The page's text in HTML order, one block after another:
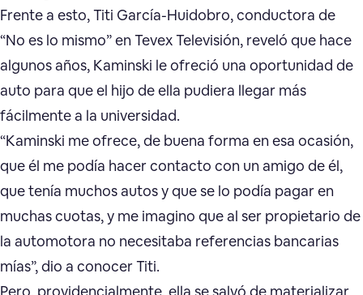
Frente a esto, Titi García-Huidobro, conductora de
“No es lo mismo” en Tevex Televisión, reveló que hace
algunos años, Kaminski le ofreció una oportunidad de
auto para que el hijo de ella pudiera llegar más
fácilmente a la universidad.
“Kaminski me ofrece, de buena forma en esa ocasión,
que él me podía hacer contacto con un amigo de él,
que tenía muchos autos y que se lo podía pagar en
muchas cuotas, y me imagino que al ser propietario de
la automotora no necesitaba referencias bancarias
mías”, dio a conocer Titi.